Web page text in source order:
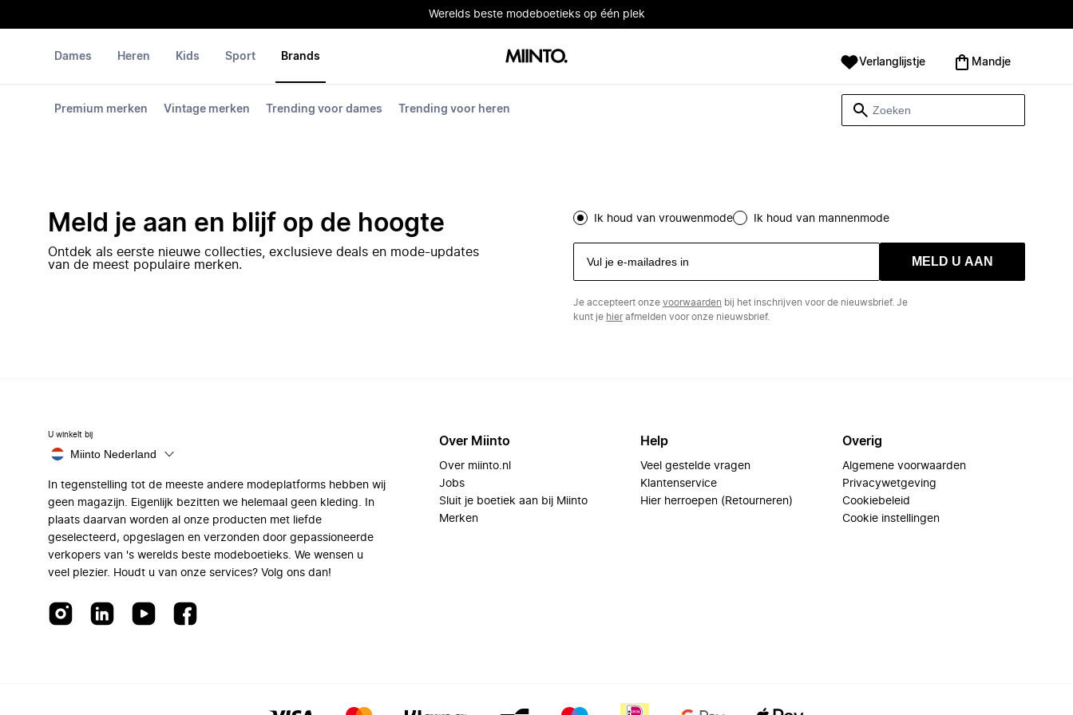
Werelds beste modeboetieks op één plek
Dames Heren Kids Sport Brands
Premium merken Vintage merken Trending voor dames Trending voor heren
Verlanglijstje Mandje
Meld je aan en blijf op de hoogte
Ontdek als eerste nieuwe collecties, exclusieve deals en mode-updates
van de meest populaire merken.
Ik houd van vrouwenmode Ik houd van mannenmode
MELD U AAN
Je accepteert onze voorwaarden bij het inschrijven voor de nieuwsbrief. Je
kunt je hierafmelden voor onze nieuwsbrief.
U winkelt bij
Miinto Nederland
In tegenstelling tot de meeste andere modeplatforms hebben wij
geen magazijn. Eigenlijk bezitten we helemaal geen kleding. In
plaats daarvan worden al onze producten met liefde
geselecteerd, opgeslagen en verzonden door gepassioneerde
verkopers van 's werelds beste modeboetieks. We wensen u
veel plezier. Houdt u van onze services? Volg ons dan!
Over Miinto
Over miinto.nl
Jobs
Sluit je boetiek aan bij Miinto
Merken
Help
Veel gestelde vragen
Klantenservice
Hier herroepen (Retourneren)
Overig
Algemene voorwaarden
Privacywetgeving
Cookiebeleid
Cookie instellingen